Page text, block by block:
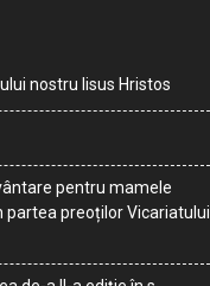
nostru Iisus Hristos
pentru mamele
partea preoților Vicariatului